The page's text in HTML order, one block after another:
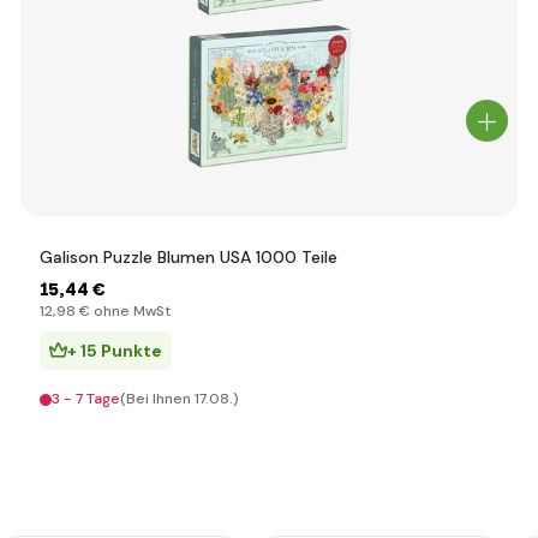
Galison Puzzle Blumen USA 1000 Teile
15,44 €
12,98 € ohne MwSt
+ 15 Punkte
3 - 7 Tage(Bei Ihnen 17.08.)